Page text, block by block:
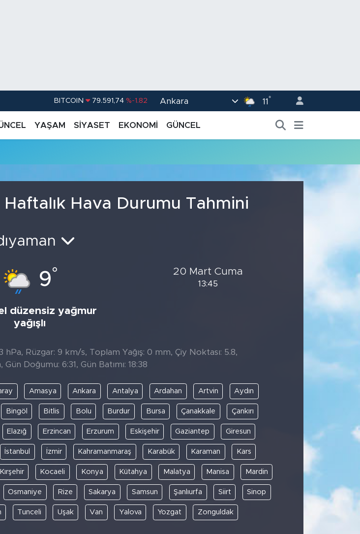
BITCOIN 79.591,74 %-1.82 Ankara 11 °
YAŞAM SİYASET EKONOMİ GÜNCEL
Haftalık Hava Durumu Tahmini
9°
düzensiz yağmur
yağışlı
20 Mart Cuma
13:45
hPa, Rüzgar: 9 km/s, Toplam Yağış: 0 mm, Çiy Noktası: 5.8,
Doğumu: 6:31, Gün Batımı: 18:38
Amasya Ankara Antalya Ardahan Artvin Aydın
Bingöl Bitlis Bolu Burdur Bursa Çanakkale Çankırı
Elazığ Erzincan Erzurum Eskişehir Gaziantep Giresun
İstanbul İzmir Kahramanmaraş Karabük Karaman Kars
Kırşehir Kocaeli Konya Kütahya Malatya Manisa Mardin
Osmaniye Rize Sakarya Samsun Şanlıurfa Siirt Sinop
Tunceli Uşak Van Yalova Yozgat Zonguldak